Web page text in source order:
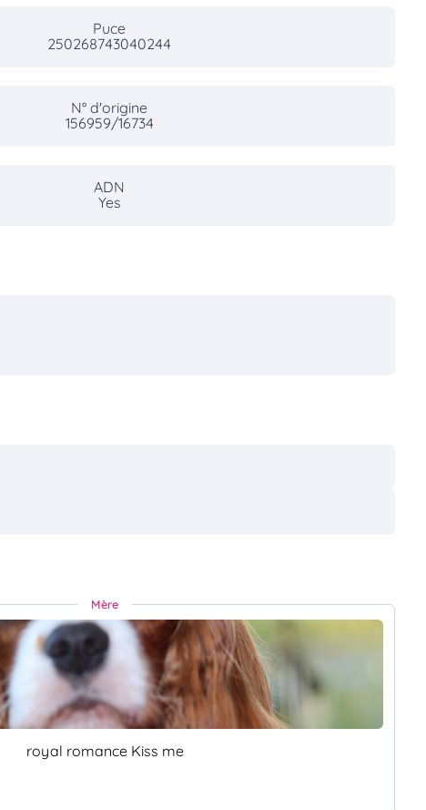
Puce
250268743040244
N° d'origine
156959/16734
ADN
Yes
Mère
royal romance Kiss me